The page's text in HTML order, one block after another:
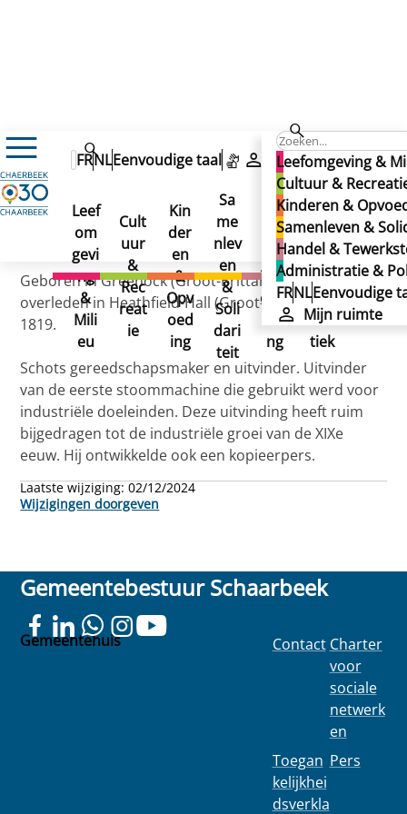
Leefomgeving &
Cultuur &
Kinderen &
Samenleven &
Handel &
Administratie &
FRNLEenvoudige
Mijn ruimte
FRNLEenvoudige taal Mijn ruimte
Leef
om
gevi
ng
&
Mili
eu
Cult
uur
&
Rec
reat
ie
Kin
der
en
&
Opv
oed
ing
Sa
me
nlev
en
&
Soli
dari
teit
Han
del
&
Tew
erks
telli
ng
Ad
min
istr
atie
&
Poli
tiek
WATT, James (straat)
WATT, James (straat)
WATT, James (straat)
Gepubliceerd op 02/12/2024
Geboren in Greenock (Groot-Brittannië) in 1736,
overleden in Heathfield-Hall (Groot-Brittannië) in
1819.
Schots gereedschapsmaker en uitvinder. Uitvinder
van de eerste stoommachine die gebruikt werd voor
industriële doeleinden. Deze uitvinding heeft ruim
bijgedragen tot de industriële groei van de XIXe
eeuw. Hij ontwikkelde ook een kopieerpers.
Laatste wijziging:02/12/2024
Wijzigingen doorgeven
Gemeentebestuur Schaarbeek
Gemeentehuis
Contact
Toegan
kelijkhei
dsverkla
Charter
voor
sociale
netwerk
en
Pers